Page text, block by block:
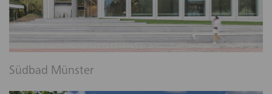
Südbad Münster